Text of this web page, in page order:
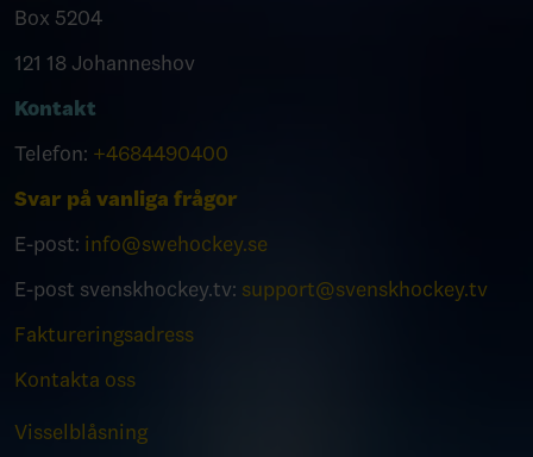
Box 5204
121 18 Johanneshov
Kontakt
Telefon: +4684490400
Svar på vanliga frågor
E-post: info@swehockey.se
E-post svenskhockey.tv: support@svenskhockey.tv
Faktureringsadress
Kontakta oss
Visselblåsning